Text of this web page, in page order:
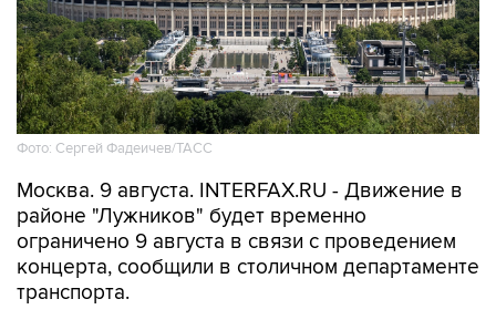
Фото: Сергей Фадеичев/ТАСС
Москва. 9 августа. INTERFAX.RU - Движение в
ограничено 9 августа в связи с проведением
концерта, сообщили в столичном департаменте
транспорта.
В частности, движение будет закрыто с 08:00